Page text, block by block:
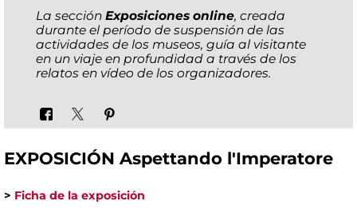
La sección Exposiciones online, creada
durante el período de suspensión de las
actividades de los museos, guía al visitante
en un viaje en profundidad a través de los
relatos en vídeo de los organizadores.
EXPOSICIÓN Aspettando l'Imperatore
> Ficha de la exposición